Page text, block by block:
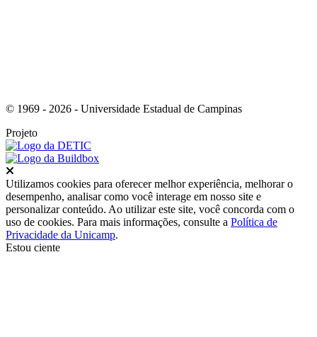
© 1969 - 2026 - Universidade Estadual de Campinas
Projeto
Utilizamos cookies para oferecer melhor experiência, melhorar o
desempenho, analisar como você interage em nosso site e
personalizar conteúdo. Ao utilizar este site, você concorda com o
uso de cookies. Para mais informações, consulte a Política de
Privacidade da Unicamp.
Estou ciente